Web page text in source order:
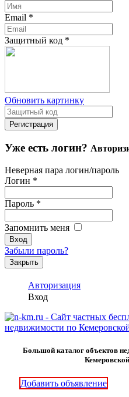
Email *
Защитный код *
Обновить картинку
Уже есть логин?
Неверная пара логин/пароль
Логин *
Пароль *
Запомнить меня
Забыли пароль?
Закрыть
Авторизация
Вход
Большой каталог объектов
Добавить объявление